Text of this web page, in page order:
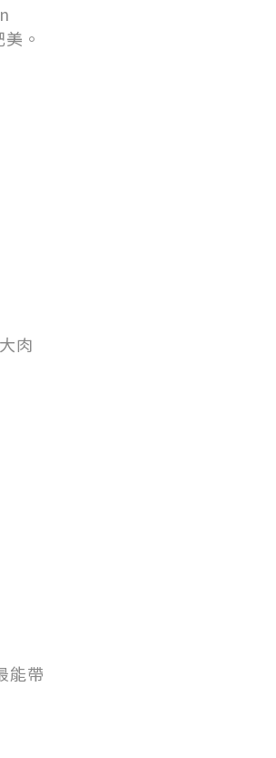
。
肉
能帶